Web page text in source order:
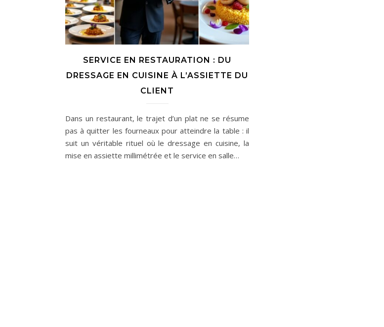
SERVICE EN RESTAURATION : DU
DRESSAGE EN CUISINE À L’ASSIETTE DU
CLIENT
Dans un restaurant, le trajet d’un plat ne se résume
pas à quitter les fourneaux pour atteindre la table : il
suit un véritable rituel où le dressage en cuisine, la
mise en assiette millimétrée et le service en salle…